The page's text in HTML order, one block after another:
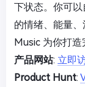
下状态。你可
的情绪、能量
Music 为你打造
产品网站: 立即
Product Hunt: